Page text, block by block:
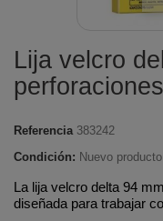
Lija velcro
perforaciones
Referencia 383242
Condición: Nuevo producto
La lija velcro delta 94
diseñada para trabajar